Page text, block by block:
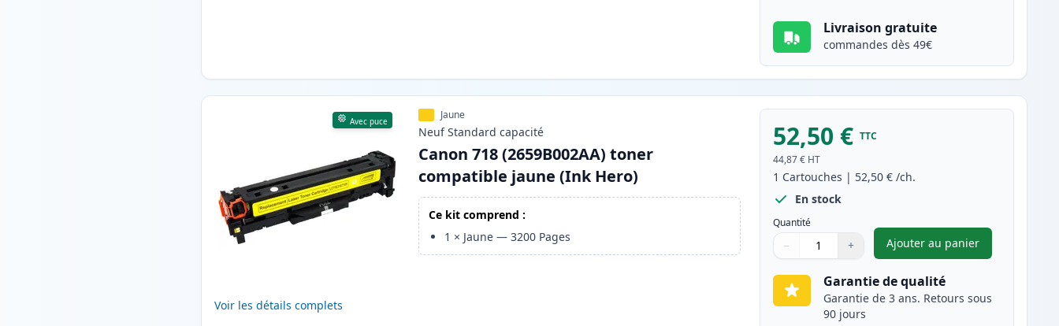
Livraison gratuite
commandes dès 49€
Avec puce
Voir les détails complets
Jaune
Neuf Standard capacité
Canon 718 (2659B002AA) toner
compatible jaune (Ink Hero)
Ce kit comprend :
1 × Jaune —3200 Pages
52,50 € TTC
44,87 € HT
1 Cartouches | 52,50 € /ch.
En stock
Quantité
Quantité
Utilisez les boutons pour ajuster
− +
Quantité
Ajouter au panier
,Canon 718
Garantie de qualité
Garantie de 3 ans. Retours sous
90 jours